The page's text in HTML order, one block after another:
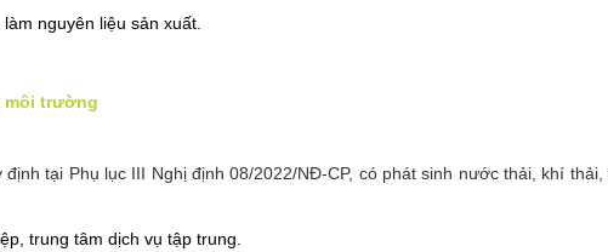
nguyên liệu sản xuất.
môi trường
tại Phụ lục III Nghị định 08/2022/NĐ-CP, có phát sinh nước thải, khí
trung tâm dịch vụ tập trung.